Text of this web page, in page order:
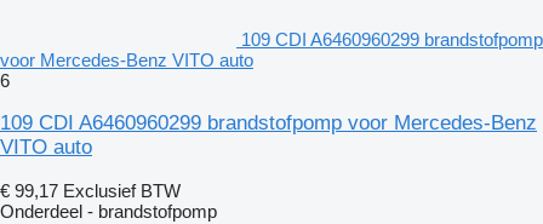
109 CDI A6460960299 brandstofpomp
voor Mercedes-Benz VITO auto
6
109 CDI A6460960299 brandstofpomp voor Mercedes-Benz
VITO auto
€ 99,17 Exclusief BTW
Onderdeel - brandstofpomp